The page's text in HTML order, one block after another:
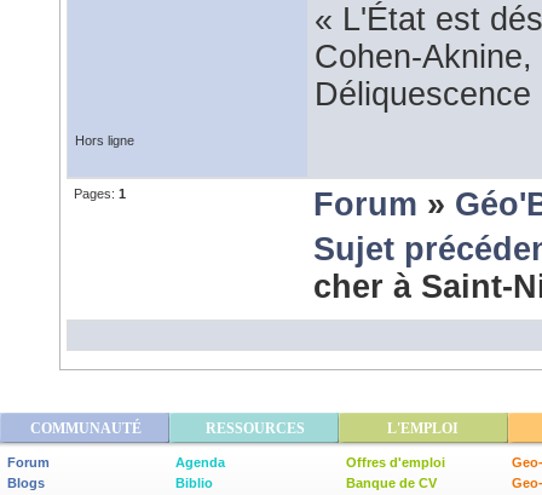
« L'État est
Cohen-
Hors ligne
Pages: 1 Forum »
Sujet
cher à Saint-
COMMUNAUTÉ RESSOURCES L'EMPLOI
Forum
Blogs
Agenda
Biblio
Offres d'emploi
Banque de CV